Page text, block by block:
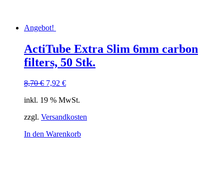
Angebot!
ActiTube Extra Slim 6mm carbon
filters, 50 Stk.
8,70€ Ursprünglicher
war:
7,92 €Aktueller
ist:
inkl. 19 % MwSt.
zzgl. Versandkosten
In den Warenkorb